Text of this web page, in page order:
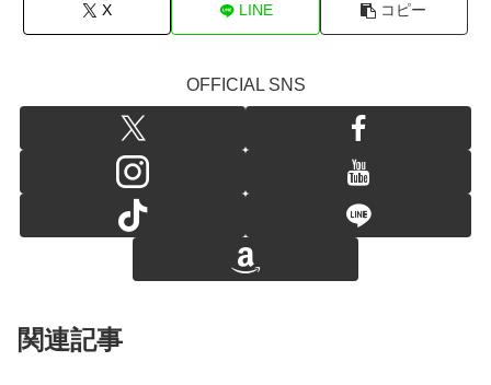
X LINE コピー
OFFICIAL SNS
関連記事